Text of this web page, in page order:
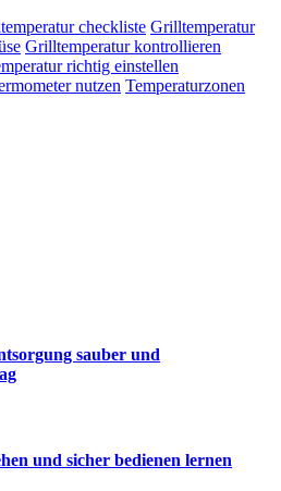
checkliste Grilltemperatur
Grilltemperatur kontrollieren
richtig einstellen
nutzen Temperaturzonen
sauber und
und sicher bedienen lernen